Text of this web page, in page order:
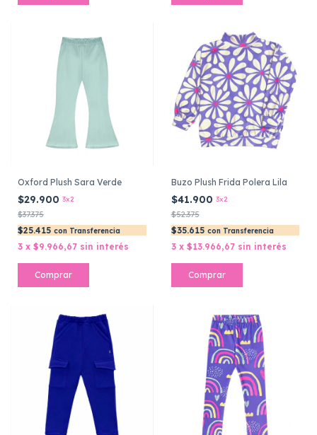
Oxford Plush Sara Verde
$29.900 3x2
$37.375
$25.415 con Transferencia
3 x $9.966,67 sin interés
Comprar
Buzo Plush Frida Polera Lila
$41.900 3x2
$52.375
$35.615 con Transferencia
3 x $13.966,67 sin interés
Comprar